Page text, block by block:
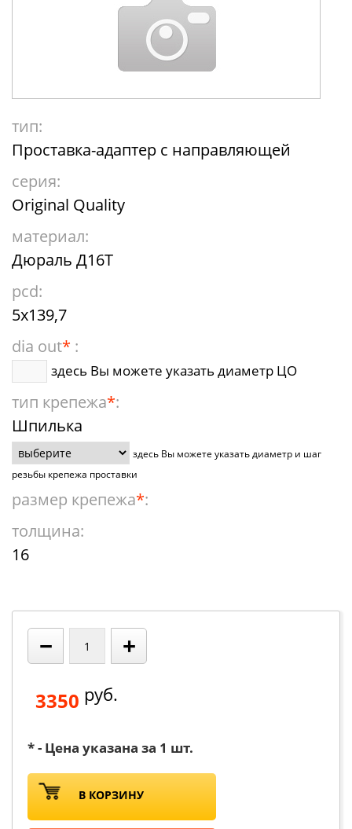
тип:
Проставка-адаптер с направляющей
серия:
Original Quality
материал:
Дюраль Д16Т
pcd:
5x139,7
dia out* :
здесь Вы можете указать диаметр ЦО
тип крепежа*:
Шпилька
здесь Вы можете указать диаметр и шаг
резьбы крепежа проставки
размер крепежа*:
толщина:
16
− +
3350 руб.
* - Цена указана за 1 шт.
В КОРЗИНУ